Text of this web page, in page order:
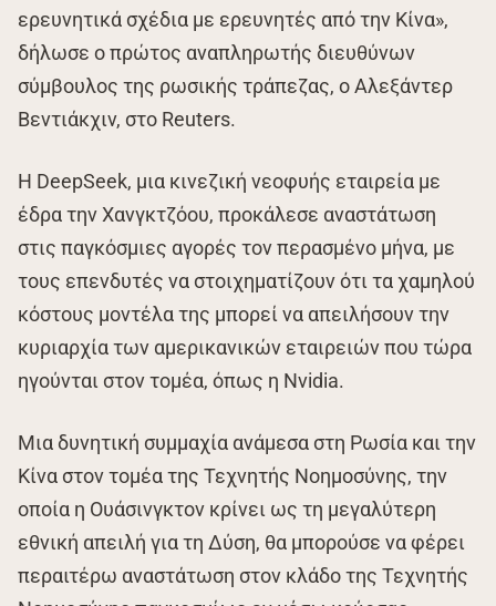
ερευνητικά σχέδια με ερευνητές από την Κίνα»,
δήλωσε ο πρώτος αναπληρωτής διευθύνων
σύμβουλος της ρωσικής τράπεζας, ο Αλεξάντερ
Βεντιάκχιν, στο Reuters.
Η DeepSeek, μια κινεζική νεοφυής εταιρεία με
έδρα την Χανγκτζόου, προκάλεσε αναστάτωση
στις παγκόσμιες αγορές τον περασμένο μήνα, με
τους επενδυτές να στοιχηματίζουν ότι τα χαμηλού
κόστους μοντέλα της μπορεί να απειλήσουν την
κυριαρχία των αμερικανικών εταιρειών που τώρα
ηγούνται στον τομέα, όπως η Nvidia.
Μια δυνητική συμμαχία ανάμεσα στη Ρωσία και την
Κίνα στον τομέα της Τεχνητής Νοημοσύνης, την
οποία η Ουάσινγκτον κρίνει ως τη μεγαλύτερη
εθνική απειλή για τη Δύση, θα μπορούσε να φέρει
περαιτέρω αναστάτωση στον κλάδο της Τεχνητής